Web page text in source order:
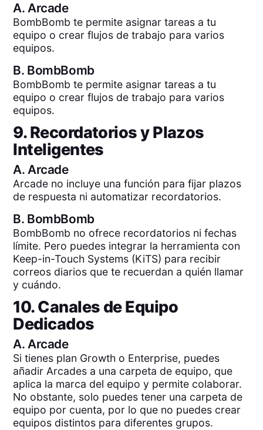
A.Arcade
BombBomb te permite asignar tareas a tu
equipo o crear flujos de trabajo para varios
equipos.
B. BombBomb
BombBomb te permite asignar tareas a tu
equipo o crear flujos de trabajo para varios
equipos.
9. Recordatorios y Plazos
Inteligentes
A.Arcade
Arcade no incluye una función para fijar plazos
de respuesta ni automatizar recordatorios.
B. BombBomb
BombBomb no ofrece recordatorios ni fechas
límite. Pero puedes integrar la herramienta con
Keep-in-Touch Systems (KiTS) para recibir
correos diarios que te recuerdan a quién llamar
y cuándo.
10. Canales de Equipo
Dedicados
A.Arcade
Si tienes plan Growth o Enterprise, puedes
añadir Arcades a una carpeta de equipo, que
aplica la marca del equipo y permite colaborar.
No obstante, solo puedes tener una carpeta de
equipo por cuenta, por lo que no puedes crear
equipos distintos para diferentes grupos.